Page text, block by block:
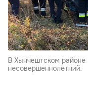
В Хынчештском районе
несовершеннолетний.